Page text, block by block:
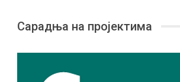
Сарадња на пројектима